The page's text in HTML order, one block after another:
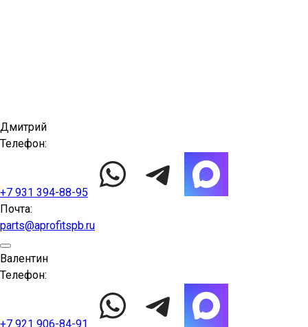
Дмитрий
Телефон:
+7 931 394-88-95
Почта:
parts@aprofitspb.ru
Валентин
Телефон:
+7 921 906-84-91